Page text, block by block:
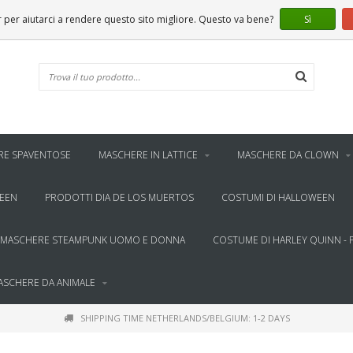
SPAVENTOSE MASCHERE IN LATTICE MASCHERE DA CLOWN
PRODOTTI DIA DE LOS MUERTOS COSTUMI DI HALLOWEEN
MASCHERE STEAMPUNK UOMO E DONNA COSTUME DI HARLEY QUINN -
DA ANIMALE
SHIPPING TIME NETHERLANDS/BELGIUM: 1-2 DAYS
aiutarci a rendere questo sito migliore. Questo va bene? Sì